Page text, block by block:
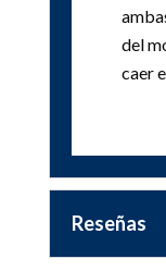
del
caer
Reseñas